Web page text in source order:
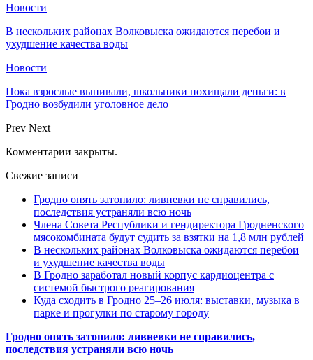
Новости
В нескольких районах Волковыска ожидаются перебои и
ухудшение качества воды
Новости
Пока взрослые выпивали, школьники похищали деньги: в
Гродно возбудили уголовное дело
Prev Next
Комментарии закрыты.
Свежие записи
Гродно опять затопило: ливневки не справились,
последствия устраняли всю ночь
Члена Совета Республики и гендиректора Гродненского
мясокомбината будут судить за взятки на 1,8 млн рублей
В нескольких районах Волковыска ожидаются перебои
и ухудшение качества воды
В Гродно заработал новый корпус кардиоцентра с
системой быстрого реагирования
Куда сходить в Гродно 25–26 июля: выставки, музыка в
парке и прогулки по старому городу
Гродно опять затопило: ливневки не справились,
последствия устраняли всю ночь